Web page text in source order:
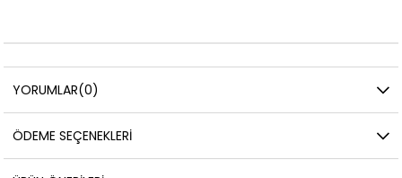
YORUMLAR(0)
ÖDEME SEÇENEKLERI